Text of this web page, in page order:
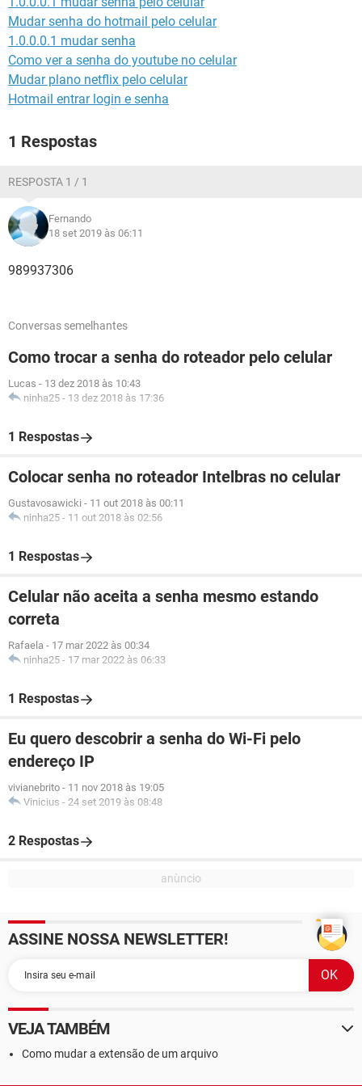
GUIA DE COMPRAS
Mudar senha do hotmail pelo celular
1.0.0.0.1 mudar senha
Como ver a senha do youtube no celular
Mudar plano netflix pelo celular
Hotmail entrar login e senha
1 Respostas
RESPOSTA 1 / 1
Fernando
18 set 2019 às 06:11
989937306
Conversas semelhantes
Como trocar a senha do roteador pelo celular
Lucas - 13 dez 2018 às 10:43
ninha25 - 13 dez 2018 às 17:36
1 Respostas
Colocar senha no roteador Intelbras no celular
Gustavosawicki - 11 out 2018 às 00:11
ninha25 - 11 out 2018 às 02:56
1 Respostas
Celular não aceita a senha mesmo estando
correta
Rafaela - 17 mar 2022 às 00:34
ninha25 - 17 mar 2022 às 06:33
1 Respostas
Eu quero descobrir a senha do Wi-Fi pelo
endereço IP
vivianebrito - 11 nov 2018 às 19:05
Vinicius - 24 set 2019 às 08:48
2 Respostas
ASSINE NOSSA NEWSLETTER!
VEJA TAMBÉM
Como mudar a extensão de um arquivo